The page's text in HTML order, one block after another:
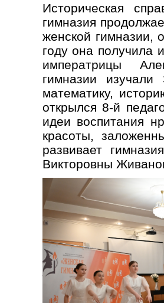
Историческая
гимназия
женской гимназии,
году она получила
императрицы
гимназии изучали
математику,
открылся 8-й
идеи воспитания
красоты,
развивает
Викторовны